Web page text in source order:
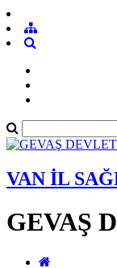
VAN İL
GEVAŞ